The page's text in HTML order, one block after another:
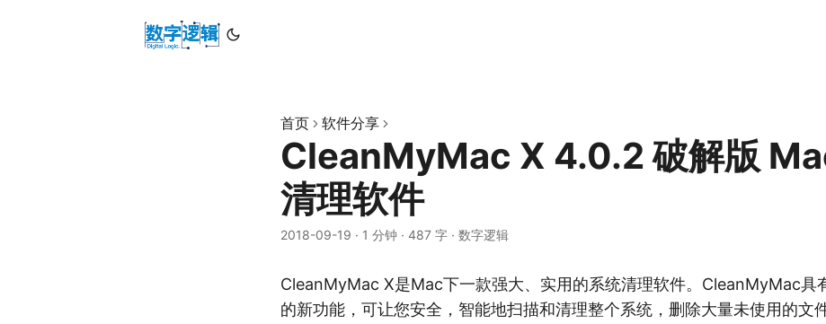
首页 软件分享
CleanMyMac X 4.0.2 破解版
清理软件
2018-09-19 · 1 分钟 · 487 字 · 数字逻辑
CleanMyMac X是Mac下一款强大、实用的系统清理软件。CleanMyMac具
的新功能，可让您安全，智能地扫描和清理整个系统，删除大量未使用的文